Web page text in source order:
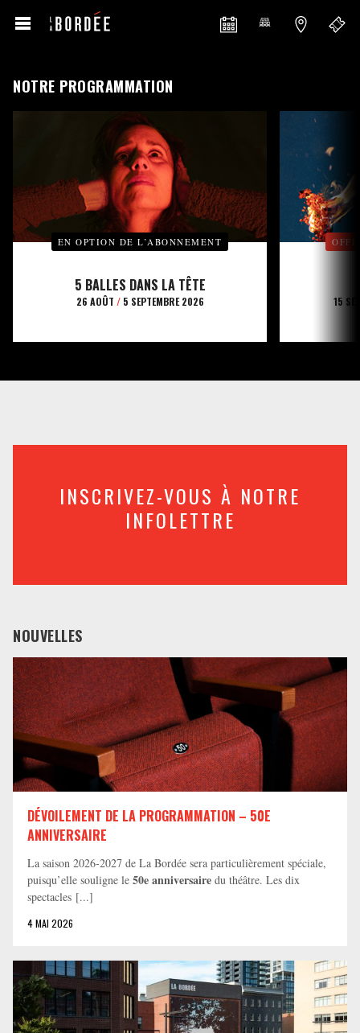
NOTRE PROGRAMMATION
EN OPTION DE L’ABONNEMENT
5 BALLES DANS LA TÊTE
26 AOÛT /5 SEPTEMBRE 2026 15
INSCRIVEZ-VOUS À NOTRE
INFOLETTRE
NOUVELLES
DÉVOILEMENT DE LA PROGRAMMATION – 50E
ANNIVERSAIRE
La saison 2026-2027 de La Bordée sera particulièrement spéciale,
puisqu’elle souligne le 50e anniversaire du théâtre. Les dix
spectacles [...]
4 MAI 2026